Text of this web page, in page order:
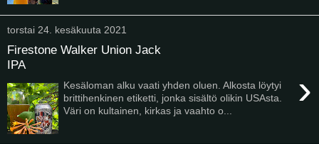
torstai 24. kesäkuuta 2021
Firestone Walker Union Jack
IPA
›
Kesäloman alku vaati yhden oluen. Alkosta löytyi
brittihenkinen etiketti, jonka sisältö olikin USAsta.
Väri on kultainen, kirkas ja vaahto o...